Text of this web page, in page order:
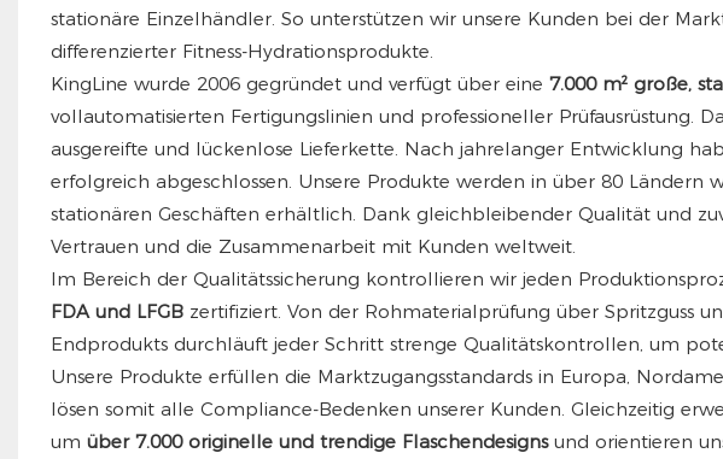
stationäre Einzelhändler. So unterstützen wir unsere Kunden bei der
differenzierter Fitness-Hydrationsprodukte.
KingLine wurde 2006 gegründet und verfügt über eine 7.000 m² große,
vollautomatisierten Fertigungslinien und professioneller Prüfausrüstung.
ausgereifte und lückenlose Lieferkette. Nach jahrelanger Entwicklung
erfolgreich abgeschlossen. Unsere Produkte werden in über 80 Ländern
stationären Geschäften erhältlich. Dank gleichbleibender Qualität und
Vertrauen und die Zusammenarbeit mit Kunden weltweit.
Im Bereich der Qualitätssicherung kontrollieren wir jeden
FDA und LFGBzertifiziert. Von der Rohmaterialprüfung über Spritzguss
Endprodukts durchläuft jeder Schritt strenge Qualitätskontrollen, um
Unsere Produkte erfüllen die Marktzugangsstandards in Europa,
lösen somit alle Compliance-Bedenken unserer Kunden. Gleichzeitig
um über 7.000 originelle und trendige Flaschendesignsund orientieren